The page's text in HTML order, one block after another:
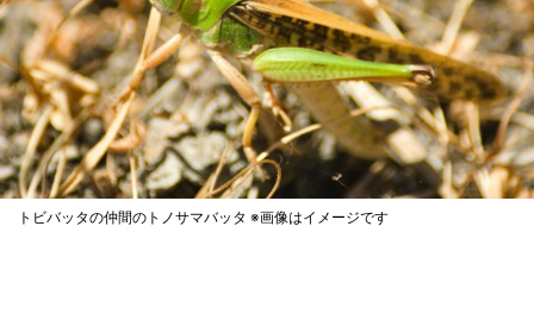
トビバッタの仲間のトノサマバッタ ※画像はイメージです